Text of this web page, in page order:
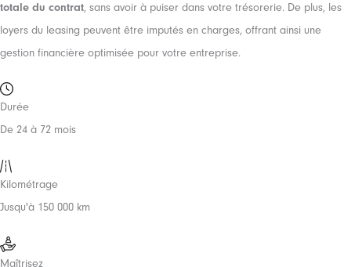
totale du contrat, sans avoir à puiser dans votre trésorerie. De plus, les
loyers du leasing peuvent être imputés en charges, offrant ainsi une
gestion financière optimisée pour votre entreprise.
Durée
De 24 à 72 mois
Kilométrage
Jusqu'à 150 000 km
Maîtrisez